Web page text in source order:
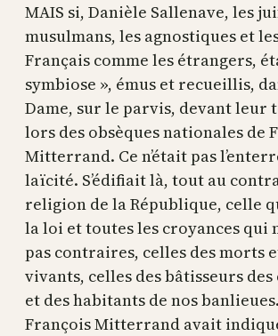
MAIS si, Danièle Sallenave, les
musulmans, les agnostiques et
Français comme les étrangers,
symbiose », émus et recueillis,
Dame, sur le parvis, devant leur
lors des obsèques nationales de
Mitterrand. Ce n’était pas
laïcité. S’édifiait là, tout au
religion de la République, celle
la loi et toutes les croyances qui
pas contraires, celles des morts
vivants, celles des bâtisseurs
et des habitants de nos
François Mitterrand avait